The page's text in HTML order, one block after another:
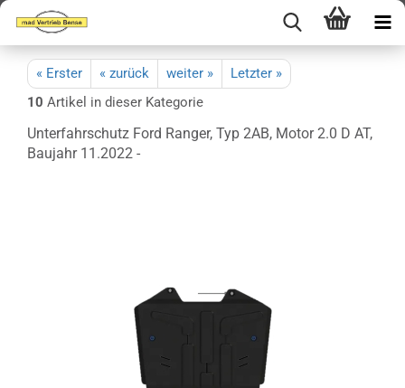
« Erster « zurück weiter »
Letzter »
10 Artikel in dieser Kategorie
Unterfahrschutz Ford Ranger, Typ 2AB, Motor 2.0 D AT,
Baujahr 11.2022 -